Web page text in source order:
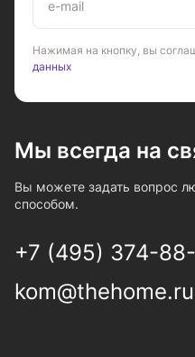
Нажимая на кнопку, вы
данных
Мы всегда на
Вы можете задать вопрос
способом.
+7 (495) 374-
kom@thehome.ru